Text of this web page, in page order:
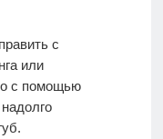
с
или
с помощью